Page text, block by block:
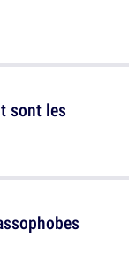
sont les